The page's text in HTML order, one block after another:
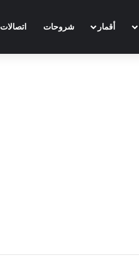
أقمار شروحات اتصالات